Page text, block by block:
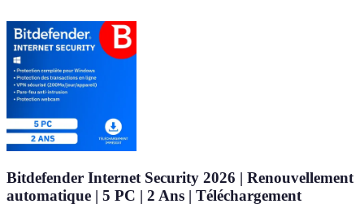
Bitdefender Internet Security 2026 | Renouvellement
automatique | 5 PC | 2 Ans | Téléchargement